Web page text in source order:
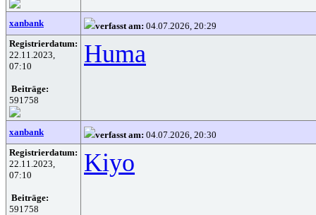
xanbank verfasst am: 04.07.2026, 20:29
Registrierdatum:
22.11.2023,
07:10
Beiträge:
591758
Huma
xanbank verfasst am: 04.07.2026, 20:30
Registrierdatum:
22.11.2023,
07:10
Beiträge:
591758
Kiyo